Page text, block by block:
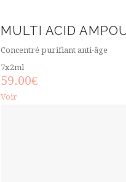
MULTI ACID
Concentré purifiant anti-âge
7x2ml
59.00€
Voir